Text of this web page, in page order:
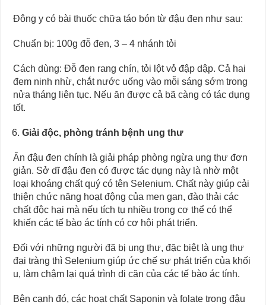
Đông y có bài thuốc chữa táo bón từ đậu đen như sau:
Chuẩn bị: 100g đỗ đen, 3 – 4 nhánh tỏi
Cách dùng: Đỗ đen rang chín, tỏi lột vỏ đập dập. Cả hai
đem ninh nhừ, chắt nước uống vào mỗi sáng sớm trong
nửa tháng liên tục. Nếu ăn được cả bã càng có tác dụng
tốt.
Giải độc, phòng tránh bệnh ung thư
Ăn đậu đen chính là giải pháp phòng ngừa ung thư đơn
giản. Sở dĩ đậu đen có được tác dụng này là nhờ một
loại khoáng chất quý có tên Selenium. Chất này giúp cải
thiện chức năng hoạt động của men gan, đào thải các
chất độc hại mà nếu tích tụ nhiều trong cơ thể có thể
khiến các tế bào ác tính có cơ hội phát triển.
Đối với những người đã bị ung thư, đặc biệt là ung thư
đại tràng thì Selenium giúp ức chế sự phát triển của khối
u, làm chậm lại quá trình di căn của các tế bào ác tính.
Bên cạnh đó, các hoạt chất Saponin và folate trong đậu